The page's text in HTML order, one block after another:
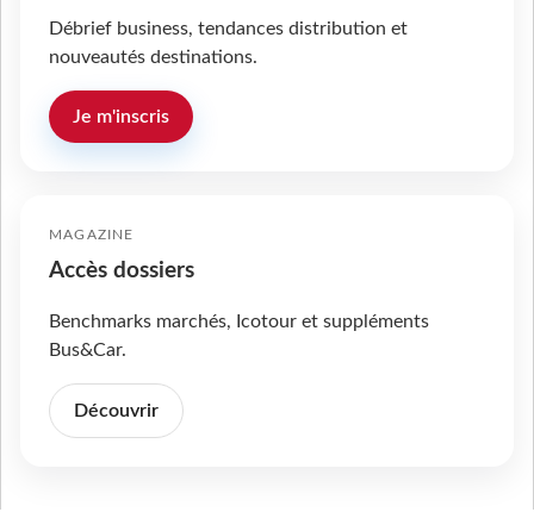
Débrief business, tendances distribution et
nouveautés destinations.
Je m'inscris
MAGAZINE
Accès dossiers
Benchmarks marchés, Icotour et suppléments
Bus&Car.
Découvrir